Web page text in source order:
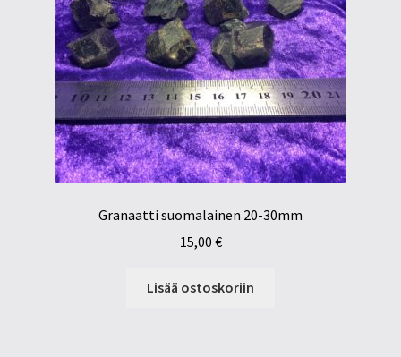
Granaatti suomalainen 20-30mm
15,00 €
Lisää ostoskoriin